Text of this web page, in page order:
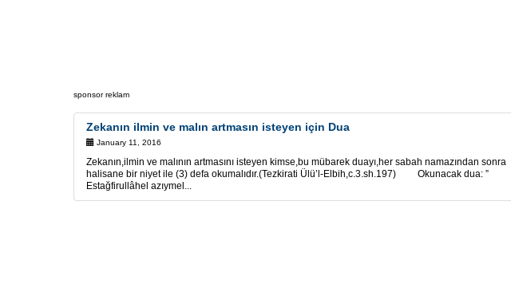
sponsor reklam
Zekanın ilmin ve malın artmasın isteyen için Dua
January 11, 2016
Zekanın,ilmin ve malının artmasını isteyen kimse,bu mübarek duayı,her sabah namazından sonra
halisane bir niyet ile (3) defa okumalıdır.(Tezkirati Ülü’l-Elbih,c.3.sh.197) Okunacak dua: ”
Estağfirullâhel azıymel...